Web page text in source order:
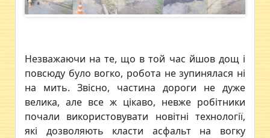
Незважаючи на те, що в той час йшов дощ і
повсюду було вогко, робота не зупинялася ні
на мить. Звісно, частина дороги не дуже
велика, але все ж цікаво, невже робітники
почали використовувати новітні технології,
які дозволяють класти асфальт на вогку